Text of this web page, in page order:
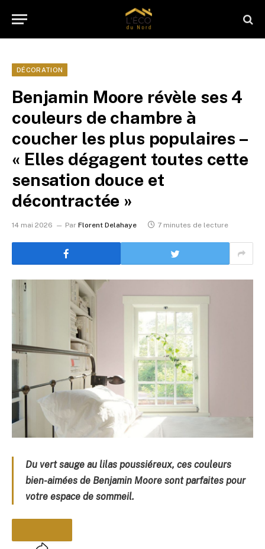
DÉCORATION
Benjamin Moore révèle ses 4
couleurs de chambre à
coucher les plus populaires –
« Elles dégagent toutes cette
sensation douce et
décontractée »
14 mai 2026 Par Florent Delahaye 7 minutes de lecture
Du vert sauge au lilas poussiéreux, ces couleurs
bien-aimées de Benjamin Moore sont parfaites pour
votre espace de sommeil.